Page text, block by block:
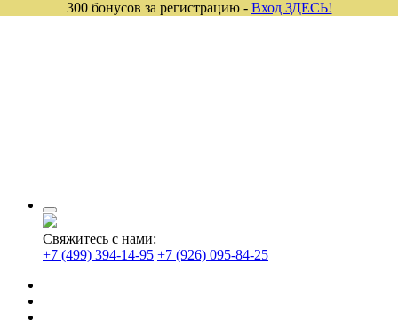
Свяжитесь с нами:
+7 (499) 394-14-95 +7 (926) 095-84-25
300 бонусов за регистрацию - Вход ЗДЕСЬ!